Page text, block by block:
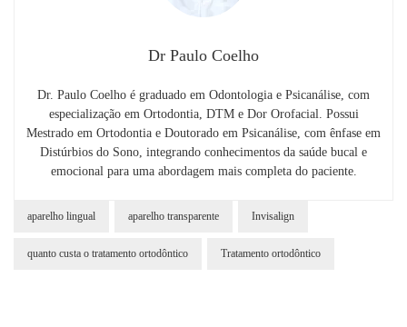
Dr Paulo Coelho
Dr. Paulo Coelho é graduado em Odontologia e Psicanálise, com
especialização em Ortodontia, DTM e Dor Orofacial. Possui
Mestrado em Ortodontia e Doutorado em Psicanálise, com ênfase em
Distúrbios do Sono, integrando conhecimentos da saúde bucal e
emocional para uma abordagem mais completa do paciente.
aparelho lingual aparelho transparente Invisalign
quanto custa o tratamento ortodôntico Tratamento ortodôntico